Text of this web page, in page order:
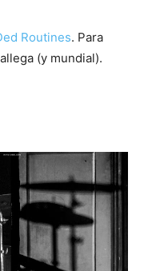
Routines. Para
(y mundial).